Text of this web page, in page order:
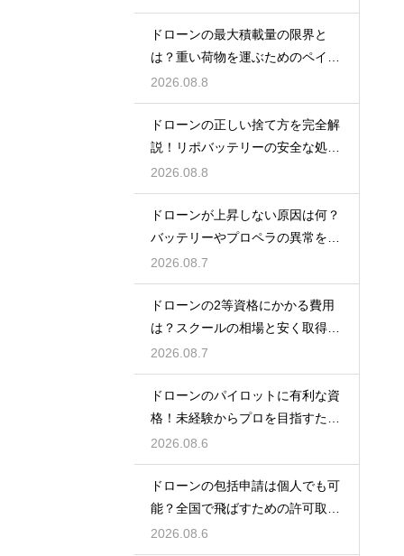
ドローンの最大積載量の限界と
は？重い荷物を運ぶためのペイロ
ードの仕組み
2026.08.8
ドローンの正しい捨て方を完全解
説！リポバッテリーの安全な処分
手順
2026.08.8
ドローンが上昇しない原因は何？
バッテリーやプロペラの異常を見
抜く
2026.08.7
ドローンの2等資格にかかる費用
は？スクールの相場と安く取得す
る裏技
2026.08.7
ドローンのパイロットに有利な資
格！未経験からプロを目指すため
のスクール
2026.08.6
ドローンの包括申請は個人でも可
能？全国で飛ばすための許可取得
マニュアル
2026.08.6